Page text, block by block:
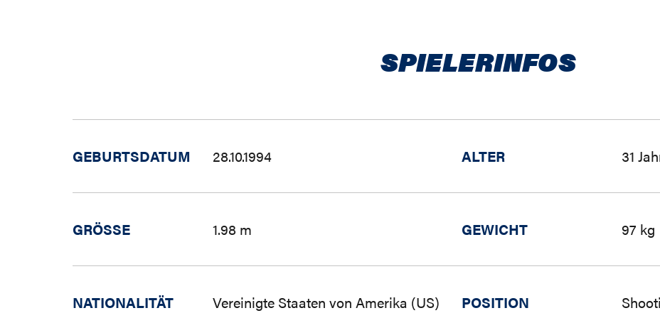
SPIELERINFOS
GEBURTSDATUM 28.10.1994 ALTER 31
GRÖSSE 1.98 m GEWICHT 97 kg
NATIONALITÄT Vereinigte Staaten von Amerika (US) POSITION